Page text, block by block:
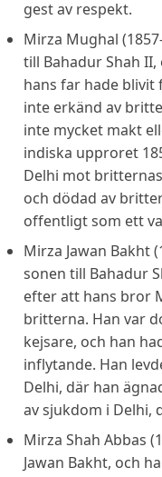
gest av respekt.
Mirza Mughal
till Bahadur Shah
hans far hade blivit
inte erkänd av
inte mycket makt
indiska upproret
Delhi mot
och dödad av
offentligt som ett
Mirza Jawan Bakht
sonen till Bahadur
efter att hans bror
britterna. Han var
kejsare, och han
inflytande. Han
Delhi, där han
av sjukdom i Delhi,
Mirza Shah Abbas
Jawan Bakht, och